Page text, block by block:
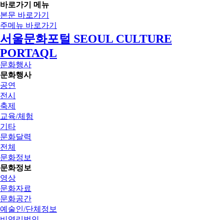
바로가기 메뉴
본문 바로가기
주메뉴 바로가기
서울문화포털 SEOUL CULTURE
PORTAQL
문화행사
문화행사
공연
전시
축제
교육/체험
기타
문화달력
전체
문화정보
문화정보
영상
문화자료
문화공간
예술인/단체정보